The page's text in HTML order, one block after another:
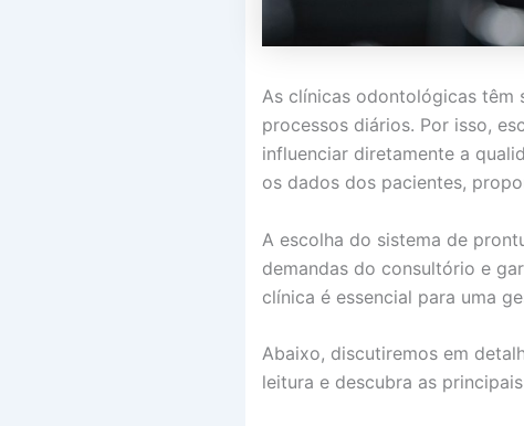
As clínicas odontológicas têm
processos diários. Por isso,
influenciar diretamente a
os dados dos pacientes,
A escolha do sistema de
demandas do consultório e
clínica é essencial para uma
Abaixo, discutiremos em
leitura e descubra as